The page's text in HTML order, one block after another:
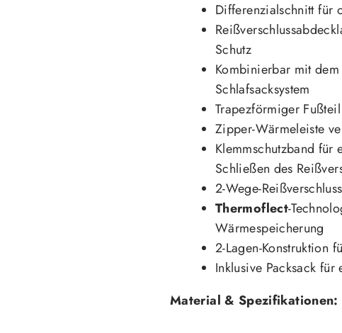
Differenzialschnitt für
Schutz
Kombinierbar mit dem
Schlafsacksystem
Trapezförmiger
Zipper-Wärmeleiste
Klemmschutzband für
Schließen des
2-Wege-
Thermoflect-
Wärmespeicherung
2-Lagen-Konstruktion
Inklusive Packsack für
Material & Spezifikationen: